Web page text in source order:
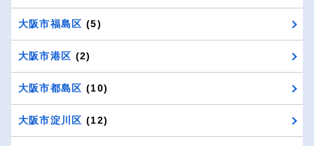
大阪市福島区 (5)
大阪市港区 (2)
大阪市都島区 (10)
大阪市淀川区 (12)